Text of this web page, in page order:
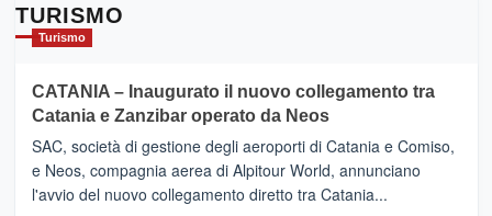
TURISMO
Turismo
CATANIA – Inaugurato il nuovo collegamento tra
Catania e Zanzibar operato da Neos
SAC, società di gestione degli aeroporti di Catania e Comiso,
e Neos, compagnia aerea di Alpitour World, annunciano
l'avvio del nuovo collegamento diretto tra Catania...